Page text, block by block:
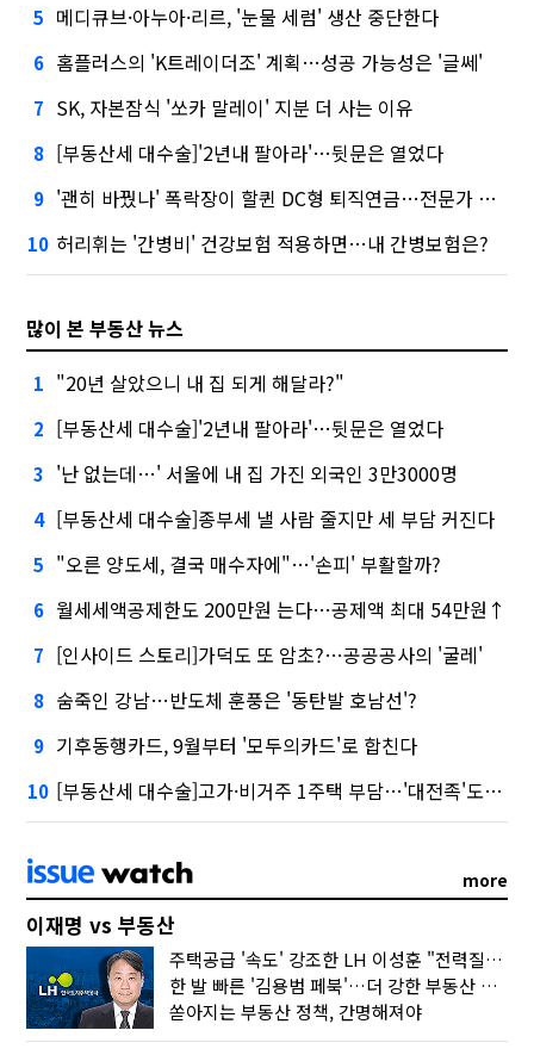
5 메디큐브·아누아·리르, '눈물 세럼' 생산 중단한다
6 홈플러스의 'K트레이더조' 계획…성공 가능성은 '글쎄'
7 SK, 자본잠식 '쏘카 말레이' 지분 더 사는 이유
8 [부동산세 대수술]'2년내 팔아라'…뒷문은 열었다
9 '괜히 바꿨나' 폭락장이 할퀸 DC형 퇴직연금…전문가 조언은
10 허리휘는 '간병비' 건강보험 적용하면…내 간병보험은?
많이 본 부동산 뉴스
1 "20년 살았으니 내 집 되게 해달라?"
2 [부동산세 대수술]'2년내 팔아라'…뒷문은 열었다
3 '난 없는데…' 서울에 내 집 가진 외국인 3만3000명
4 [부동산세 대수술]종부세 낼 사람 줄지만 세 부담 커진다
5 "오른 양도세, 결국 매수자에"…'손피' 부활할까?
6 월세세액공제한도 200만원 는다…공제액 최대 54만원↑
7 [인사이드 스토리]가덕도 또 암초?…공공공사의 '굴레'
8 숨죽인 강남…반도체 훈풍은 '동탄발 호남선'?
9 기후동행카드, 9월부터 '모두의카드'로 합친다
10 [부동산세 대수술]고가·비거주 1주택 부담…'대전족'도 불똥
more
이재명 vs 부동산
주택공급 '속도' 강조한 LH 이성훈 "전력질주해야"
한 발 빠른 '김용범 페북'…더 강한 부동산 규제 나오나
쏟아지는 부동산 정책, 간명해져야